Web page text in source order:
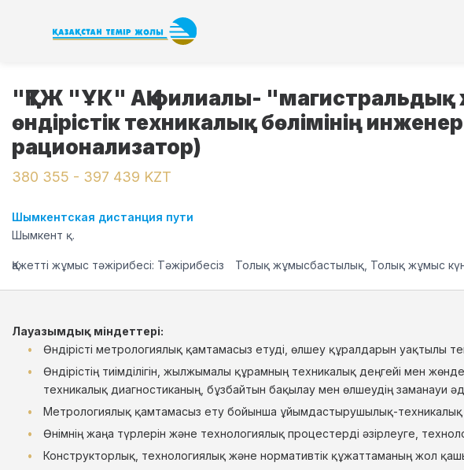
"ҚТЖ "ҰК" АҚ филиалы- "магистральдық
өндірістік техникалық бөлімінің
рационализатор)
380 355 - 397 439 KZT
Шымкентская дистанция пути
Шымкент қ.
Қажетті жұмыс тәжірибесі: Тәжірибесіз Толық жұмысбастылық, Толық жұмыс
Лауазымдық міндеттері:
Өндірісті метрологиялық қамтамасыз етуді, өлшеу құралдарын уақтылы
Өндірістің тиімділігін, жылжымалы құрамның техникалық деңгейі мен
техникалық диагностиканың, бұзбайтын бақылау мен өлшеудің заманауи
Метрологиялық қамтамасыз ету бойынша ұйымдастырушылық-
Өнімнің жаңа түрлерін және технологиялық процестерді әзірлеуге,
Конструкторлық, технологиялық және нормативтік құжаттаманың жол